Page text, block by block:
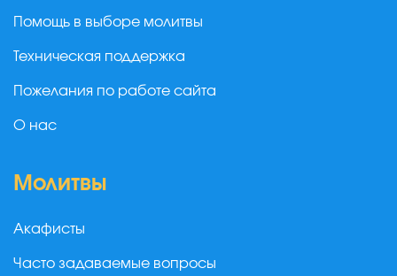
Помощь в выборе молитвы
Техническая поддержка
Пожелания по работе сайта
О нас
Молитвы
Акафисты
Часто задаваемые вопросы